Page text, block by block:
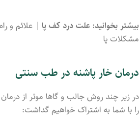
بیشتر بخوانید: علت درد کف پا | علائم و
مشکلات پا
درمان خار پاشنه در طب سنتی
در زیر چند روش جالب و گاها موثر از
را با شما به اشتراک خواهیم گداشت: